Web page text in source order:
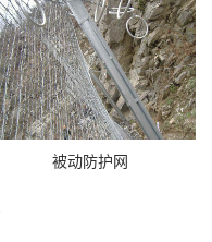
被动防护网